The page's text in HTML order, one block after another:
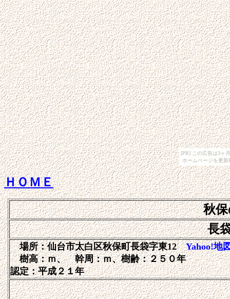
[PR] この広告は3ヶ
ホームページを更
ＨＯＭＥ
秋
長
場所：仙台市太白区秋保町長袋字東12
Yahoo!地
樹高：ｍ、 幹周：ｍ、樹齢：２５０年
認定：平成２１年